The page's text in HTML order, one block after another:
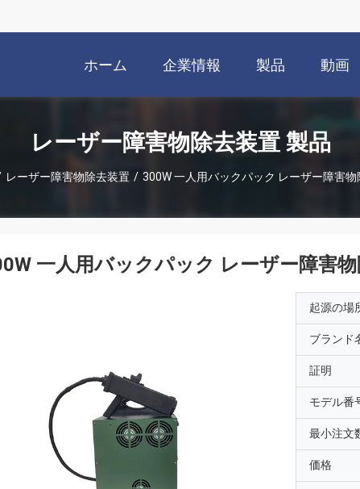
ホーム 企業情報 製品 動画
レーザー障害物除去装置 製品
レーザー障害物除去装置 / 300W 一人用バックパック レーザー障害物
一人用バックパック レーザー障害
起源の場
ブランド
証明
モデル番
最小注文
価格